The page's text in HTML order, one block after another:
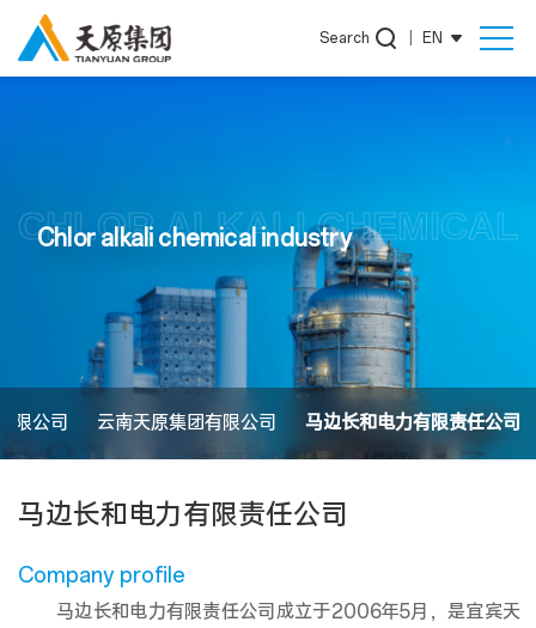
Search EN
CHLOR ALKALI CHEMICAL
Chlor alkali chemical industry
限公司 云南天原集团有限公司 马边长和电力有限责任公司
马边长和电力有限责任公司
Company profile
马边长和电力有限责任公司成立于2006年5月，是宜宾天